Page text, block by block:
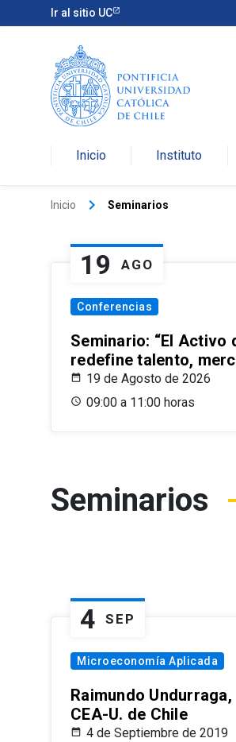
Ir al sitio UC
Inicio Instituto
Inicio keyboard_arrow_right Seminarios
19 AGO
Conferencias
Seminario: “El Activo
redefine talento,
19 de Agosto de 2026
09:00 a 11:00 horas
Seminarios
4 SEP
Microeconomía Aplicada
Raimundo Undurraga,
CEA-U. de Chile
4 de Septiembre de 2019